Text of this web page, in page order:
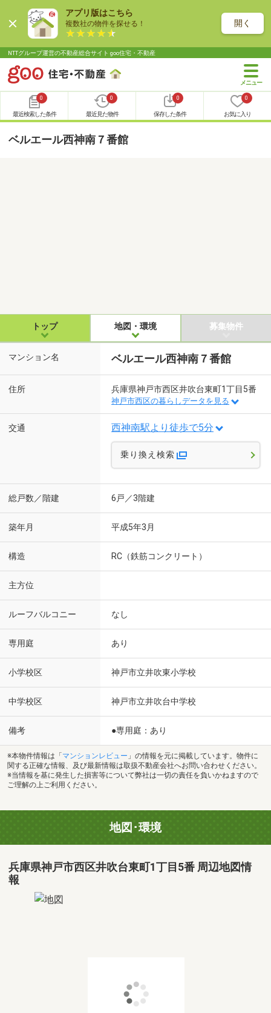
アプリ版はこちら
複数社の物件を探せる！ 開く
NTTグループ運営の不動産総合サイト goo住宅・不動産
0
最近検索した条件
0
最近見た物件
0
保存した条件
0
お気に入り
ベルエール西神南７番館
トップ 地図・環境 募集物件
マンション名 ベルエール西神南７番館
住所 兵庫県神戸市西区井吹台東町1丁目5番
神戸市西区の暮らしデータを見る
交通 西神南駅より徒歩で5分
乗り換え検索
総戸数／階建 6戸／3階建
築年月 平成5年3月
構造 RC（鉄筋コンクリート）
主方位
ルーフバルコニー なし
専用庭 あり
小学校区 神戸市立井吹東小学校
中学校区 神戸市立井吹台中学校
備考 ●専用庭：あり
※本物件情報は「 マンションレビュー 」の情報を元に掲載しています。物件に
関する正確な情報、及び最新情報は取扱不動産会社へお問い合わせください。
※当情報を基に発生した損害等について弊社は一切の責任を負いかねますので
ご理解の上ご利用ください。
地図･環境
兵庫県神戸市西区井吹台東町1丁目5番 周辺地図情
報